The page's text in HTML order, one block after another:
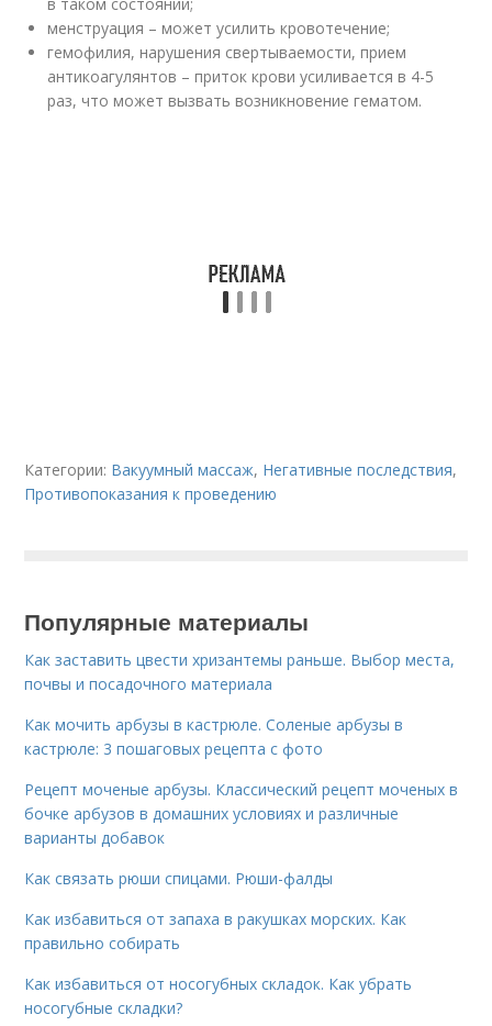
менструация – может усилить кровотечение;
гемофилия, нарушения свертываемости, прием
антикоагулянтов – приток крови усиливается в 4-5
раз, что может вызвать возникновение гематом.
Категории: Вакуумный массаж, Негативные последствия,
Противопоказания к проведению
Популярные материалы
Как заставить цвести хризантемы раньше. Выбор места,
почвы и посадочного материала
Как мочить арбузы в кастрюле. Соленые арбузы в
кастрюле: 3 пошаговых рецепта с фото
Рецепт моченые арбузы. Классический рецепт моченых в
бочке арбузов в домашних условиях и различные
варианты добавок
Как связать рюши спицами. Рюши-фалды
Как избавиться от запаха в ракушках морских. Как
правильно собирать
Как избавиться от носогубных складок. Как убрать
носогубные складки?